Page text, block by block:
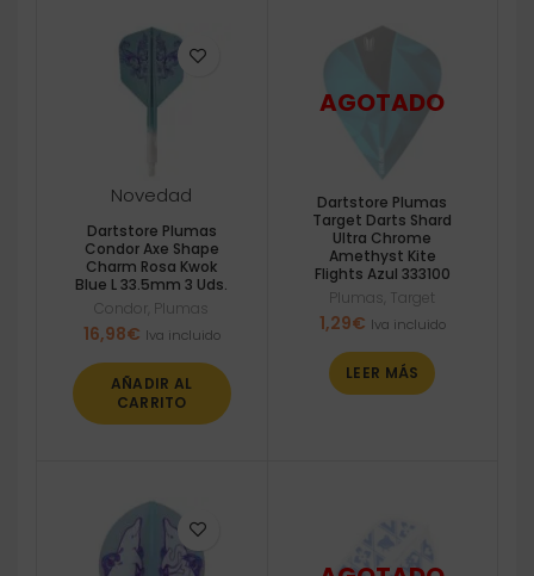
Novedad
Dartstore Plumas
Condor Axe Shape
Charm Rosa Kwok
Blue L 33.5mm 3 Uds.
Condor Plumas
16,98€ Iva incluido
AÑADIR AL
CARRITO
Dartstore Plumas
Target Darts Shard
Ultra Chrome
Amethyst Kite
Flights Azul 333100
Plumas Target
1,29€ Iva incluido
LEER MÁS